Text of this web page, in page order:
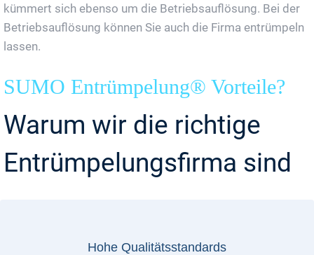
kümmert sich ebenso um die Betriebsauflösung. Bei der
Betriebsauflösung können Sie auch die Firma entrümpeln
lassen.
SUMO Entrümpelung® Vorteile?
Warum wir die richtige
Entrümpelungsfirma sind
Hohe Qualitätsstandards